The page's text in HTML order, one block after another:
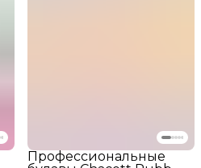
Профессиональные